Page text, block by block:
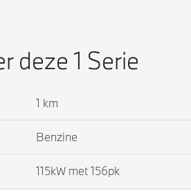
deze 1 Serie
1 km
Benzine
115kW met 156pk